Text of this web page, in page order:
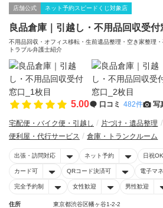
店舗公式 ネット予約スピードくじ対象店
良品倉庫｜引越し・不用品回収受付
不用品回収・オフィス移転・生前遺品整理・空き家整理
トラブル弁護士紹介
5.00 口コミ 482件 写
宅配便・バイク便・引越し 片づけ・遺品整理
便利屋・代行サービス
倉庫・トランクルーム
出張・訪問対応 ネット予約 日祝OK
カード可 QRコード決済可 電子マ
完全予約制 女性歓迎 男性歓迎
住所
東京都渋谷区幡ヶ谷1-2-2